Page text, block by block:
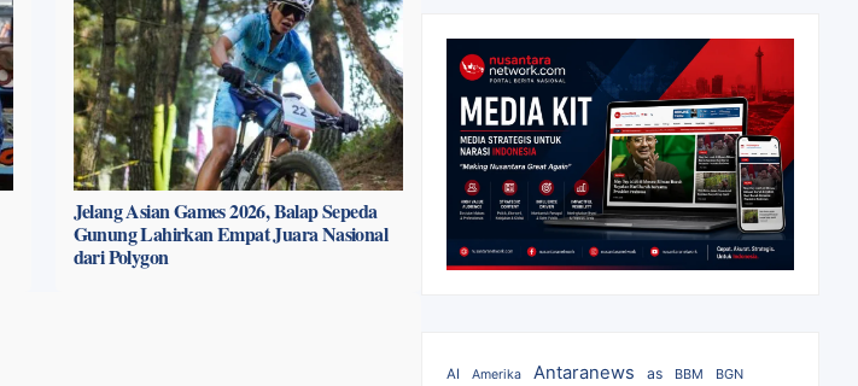
Jelang Asian Games 2026, Balap Sepeda
Gunung Lahirkan Empat Juara Nasional
dari Polygon
AI Amerika Antaranews as BBM BGN